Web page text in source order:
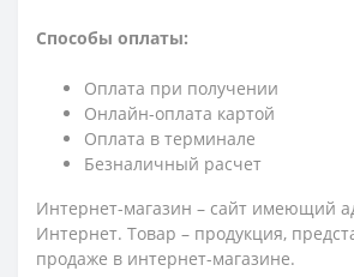
Способы оплаты:
Оплата при получении
Онлайн-оплата картой
Оплата в терминале
Безналичный расчет
Интернет-магазин – сайт имеющий
Интернет. Товар – продукция,
продаже в интернет-магазине.